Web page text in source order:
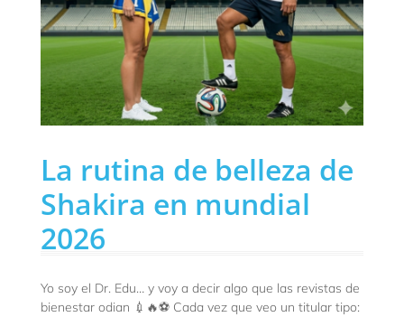
La rutina de belleza de
Shakira en mundial
2026
Yo soy el Dr. Edu… y voy a decir algo que las revistas de
bienestar odian 💉🔥⚽ Cada vez que veo un titular tipo: